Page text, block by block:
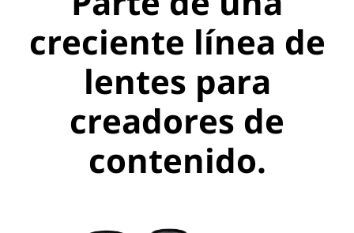
creciente línea de
lentes para
creadores de
contenido.